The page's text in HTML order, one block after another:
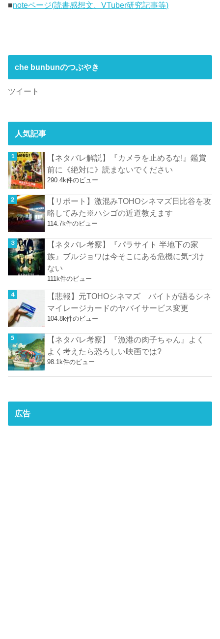
■noteページ(読書感想文、VTuber研究記事等)
che bunbunのつぶやき
ツイート
人気記事
【ネタバレ解説】『カメラを止めるな!』鑑賞
前に《絶対に》読まないでください
290.4k件のビュー
【リポート】激混みTOHOシネマズ日比谷を攻
略してみた※ハシゴの近道教えます
114.7k件のビュー
【ネタバレ考察】『パラサイト 半地下の家
族』ブルジョワは今そこにある危機に気づけ
ない
111k件のビュー
【悲報】元TOHOシネマズ バイトが語るシネ
マイレージカードのヤバイサービス変更
104.8k件のビュー
【ネタバレ考察】『漁港の肉子ちゃん』よく
よく考えたら恐ろしい映画では?
98.1k件のビュー
広告